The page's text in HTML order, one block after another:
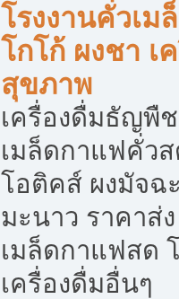
โรงงานคั่วเม
โกโก้ ผงชา เ
สุขภาพ
เครื่องดื่มธัญพื
เมล็ดกาแฟคั่ว
โอติคส์ ผงมัจฉ
มะนาว ราคาส่
เมล็ดกาแฟสด
เครื่องดื่มอื่นๆ